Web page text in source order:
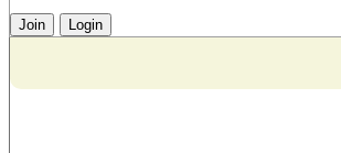
Join Login